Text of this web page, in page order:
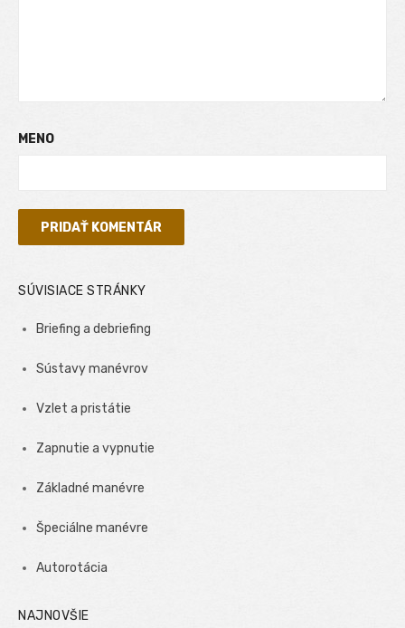
MENO
SÚVISIACE STRÁNKY
Briefing a debriefing
Sústavy manévrov
Vzlet a pristátie
Zapnutie a vypnutie
Základné manévre
Špeciálne manévre
Autorotácia
NAJNOVŠIE